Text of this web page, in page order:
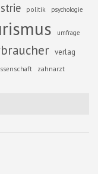
politik psychologie
umfrage
verlag
zahnarzt